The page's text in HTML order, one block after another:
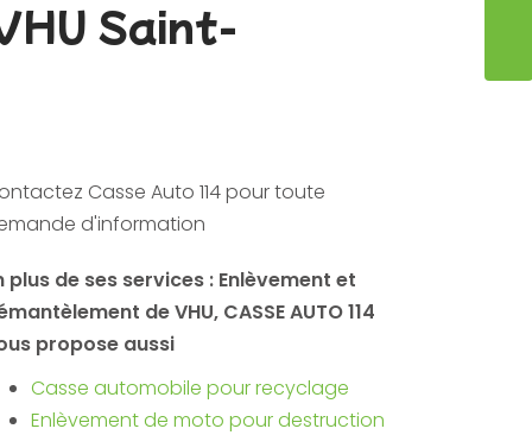
Saint-
Casse Auto 114 pour toute
d'information
plus de ses services : Enlèvement et
de VHU, CASSE AUTO 114
propose aussi
Casse automobile pour recyclage
Enlèvement de moto pour destruction